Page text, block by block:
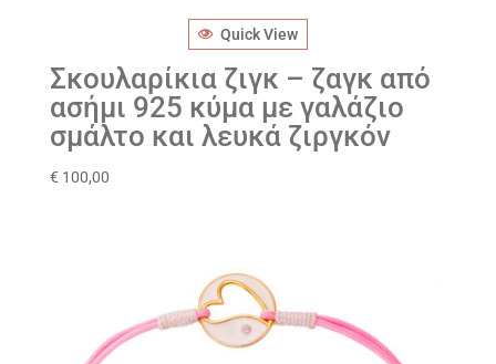
Quick View
Σκουλαρίκια ζιγκ – ζαγκ από
ασήμι 925 κύμα με γαλάζιο
σμάλτο και λευκά ζιργκόν
€ 100,00